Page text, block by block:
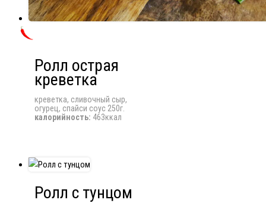
Ролл острая
креветка
креветка, сливочный сыр,
огурец, спайси соус 250г.
калорийность: 463ккал
Ролл с тунцом